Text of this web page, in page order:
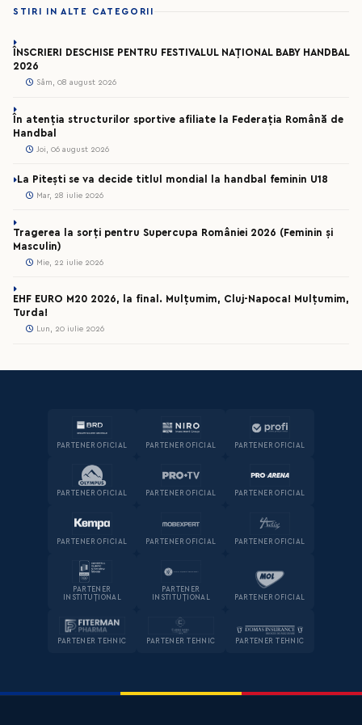
STIRI IN ALTE CATEGORII
ÎNSCRIERI DESCHISE PENTRU FESTIVALUL NAȚIONAL BABY HANDBAL
2026
Sâm, 08 august 2026
În atenția structurilor sportive afiliate la Federația Română de
Handbal
Joi, 06 august 2026
La Pitești se va decide titlul mondial la handbal feminin U18
Mar, 28 iulie 2026
Tragerea la sorți pentru Supercupa României 2026 (Feminin și
Masculin)
Mie, 22 iulie 2026
EHF EURO M20 2026, la final. Mulțumim, Cluj-Napoca! Mulțumim,
Turda!
Lun, 20 iulie 2026
PARTENER OFICIAL PARTENER OFICIAL PARTENER OFICIAL
PARTENER OFICIAL PARTENER OFICIAL PARTENER OFICIAL
PARTENER OFICIAL PARTENER OFICIAL PARTENER OFICIAL
PARTENER
INSTITUȚIONAL
PARTENER
INSTITUȚIONAL
PARTENER OFICIAL
PARTENER TEHNIC PARTENER TEHNIC PARTENER TEHNIC